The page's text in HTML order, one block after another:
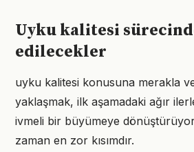
Uyku kalitesi
edilecekler
uyku kalitesi konusuna merakla
yaklaşmak, ilk aşamadaki ağır
ivmeli bir büyümeye
zaman en zor kısımdır.